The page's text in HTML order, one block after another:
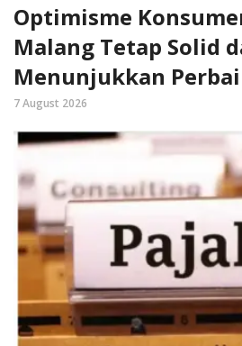
Optimisme
Malang Tetap Solid
Menunjukkan
7 August 2026